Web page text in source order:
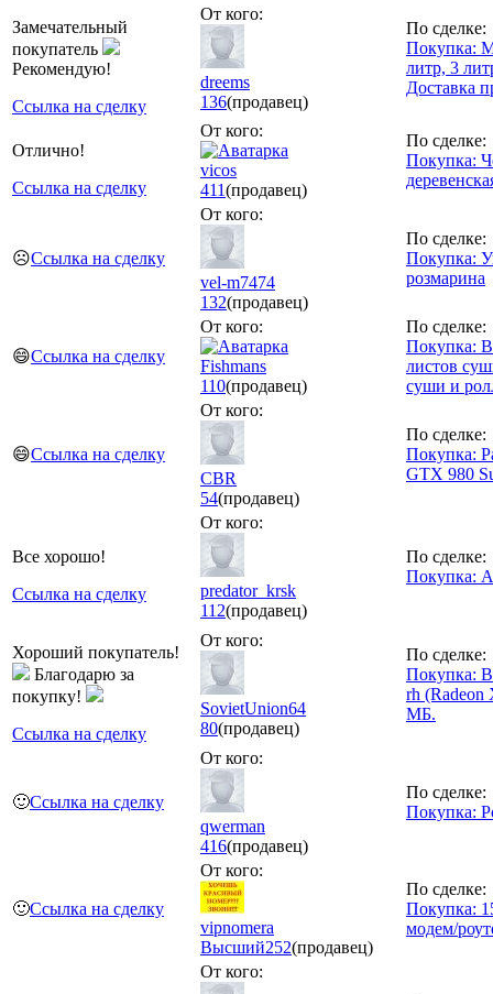
Замечательный
покупатель
Рекомендую!
Ссылка на сделку
От кого:
dreems
136(продавец)
По сделке:
Покупка:
литр, 3
Доставка
Отлично!
Ссылка на сделку
От кого:
vicos
411(продавец)
По сделке:
Покупка:
☹️Ссылка на сделку
От кого:
vel-m7474
132(продавец)
По сделке:
Покупка:
розмарина
😄Ссылка на сделку
От кого:
Fishmans
110(продавец)
По сделке:
Покупка:
листов
суши и
😄Ссылка на сделку
От кого:
CBR
54(продавец)
По сделке:
Покупка:
GTX 980
Все хорошо!
Ссылка на сделку
От кого:
predator_krsk
112(продавец)
По сделке:
Покупка:
Хороший покупатель!
Благодарю за
покупку!
Ссылка на сделку
От кого:
SovietUnion64
80(продавец)
По сделке:
Покупка:
rh (Radeon
МБ.
🙂Ссылка на сделку
От кого:
qwerman
416(продавец)
По сделке:
Покупка:
🙂Ссылка на сделку
От кого:
vipnomera
Высший252(продавец)
По сделке:
Покупка:
модем/
От кого: